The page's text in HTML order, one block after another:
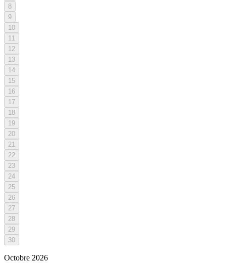
8
9
10
11
12
13
14
15
16
17
18
19
20
21
22
23
24
25
26
27
28
29
30
Octobre 2026